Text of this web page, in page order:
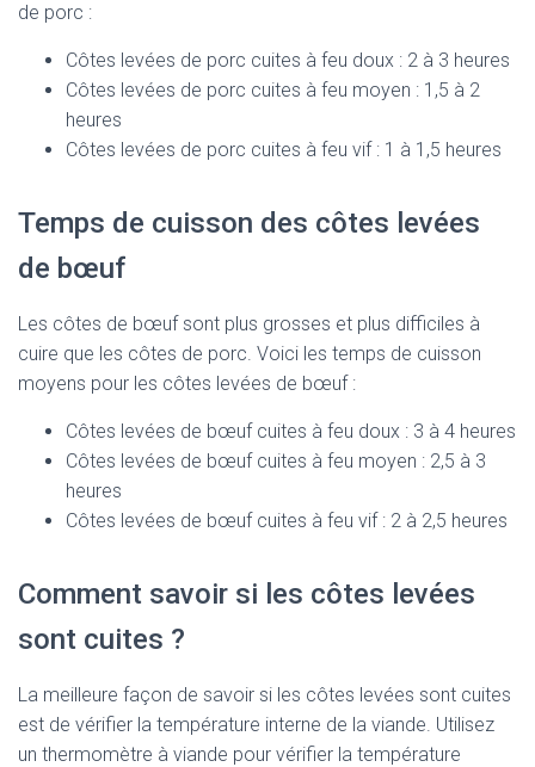
de porc :
Côtes levées de porc cuites à feu doux : 2 à 3 heures
Côtes levées de porc cuites à feu moyen : 1,5 à 2
heures
Côtes levées de porc cuites à feu vif : 1 à 1,5 heures
Temps de cuisson des côtes levées
de bœuf
Les côtes de bœuf sont plus grosses et plus difficiles à
cuire que les côtes de porc. Voici les temps de cuisson
moyens pour les côtes levées de bœuf :
Côtes levées de bœuf cuites à feu doux : 3 à 4 heures
Côtes levées de bœuf cuites à feu moyen : 2,5 à 3
heures
Côtes levées de bœuf cuites à feu vif : 2 à 2,5 heures
Comment savoir si les côtes levées
sont cuites ?
La meilleure façon de savoir si les côtes levées sont cuites
est de vérifier la température interne de la viande. Utilisez
un thermomètre à viande pour vérifier la température